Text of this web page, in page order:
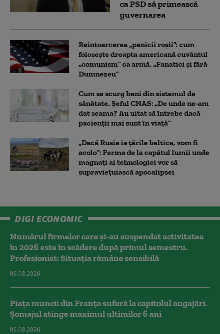
ca PSD să primească
guvernarea
Reîntoarcerea „panicii roșii”: cum
folosește dreapta americană cuvântul
„comunism” ca armă. „Fanatici și fără
Dumnezeu”
Cum se scurg bani din sistemul de
sănătate. Șeful CNAS: „De unde ne-am
dat seama? Au uitat să întrebe dacă
pacienții mai sunt în viață”
„Dacă Rusia ia țările baltice, vom fi
acolo”: Ferma de la capătul lumii unde
magnați ai tehnologiei vor să
supraviețuiască apocalipsei
DIGI ECONOMIC
Numărul firmelor care și-au suspendat activitatea
în 2026 este în scădere după primul semestru.
Profesionist: Situația rămâne sensibilă
09.08.2026
Piața muncii din Franța suferă la capitolul angajări.
Șomajul atinge maximul ultimilor 6 ani
09.08.2026